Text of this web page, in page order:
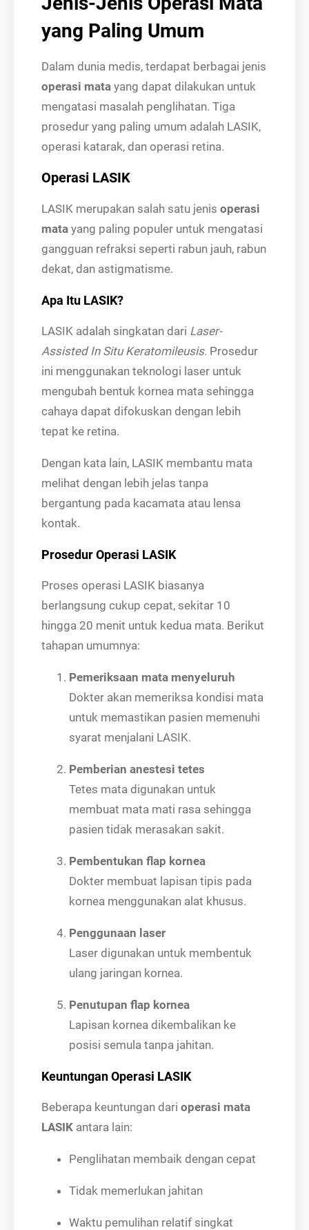
yang Paling Umum
Dalam dunia medis, terdapat berbagai jenis
operasi mata yang dapat dilakukan untuk
mengatasi masalah penglihatan. Tiga
prosedur yang paling umum adalah LASIK,
operasi katarak, dan operasi retina.
Operasi LASIK
LASIK merupakan salah satu jenis operasi
mata yang paling populer untuk mengatasi
gangguan refraksi seperti rabun jauh, rabun
dekat, dan astigmatisme.
Apa Itu LASIK?
LASIK adalah singkatan dari Laser-
Assisted In Situ Keratomileusis. Prosedur
ini menggunakan teknologi laser untuk
mengubah bentuk kornea mata sehingga
cahaya dapat difokuskan dengan lebih
tepat ke retina.
Dengan kata lain, LASIK membantu mata
melihat dengan lebih jelas tanpa
bergantung pada kacamata atau lensa
kontak.
Prosedur Operasi LASIK
Proses operasi LASIK biasanya
berlangsung cukup cepat, sekitar 10
hingga 20 menit untuk kedua mata. Berikut
tahapan umumnya:
Pemeriksaan mata menyeluruh
Dokter akan memeriksa kondisi mata
untuk memastikan pasien memenuhi
syarat menjalani LASIK.
Pemberian anestesi tetes
Tetes mata digunakan untuk
membuat mata mati rasa sehingga
pasien tidak merasakan sakit.
Pembentukan flap kornea
Dokter membuat lapisan tipis pada
kornea menggunakan alat khusus.
Penggunaan laser
Laser digunakan untuk membentuk
ulang jaringan kornea.
Penutupan flap kornea
Lapisan kornea dikembalikan ke
posisi semula tanpa jahitan.
Keuntungan Operasi LASIK
Beberapa keuntungan dari operasi mata
LASIK antara lain:
Penglihatan membaik dengan cepat
Tidak memerlukan jahitan
Waktu pemulihan relatif singkat